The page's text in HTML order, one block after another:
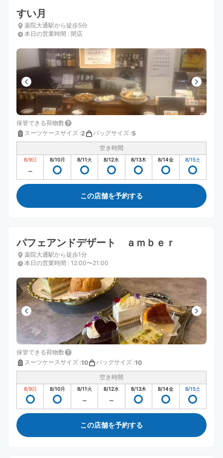
すい月
薬院大通駅から徒歩5分
本日の営業時間 : 閉店
保管できる荷物数
スーツケースサイズ :2 バッグサイズ :5
空き時間
8/9日 8/10月 8/11火 8/12水 8/13木 8/14金 8/15土
この店舗を予約する
パフェアンドデザート ａｍｂｅｒ
薬院大通駅から徒歩1分
本日の営業時間 : 12:00〜21:00
保管できる荷物数
スーツケースサイズ :10 バッグサイズ :10
空き時間
8/9日 8/10月 8/11火 8/12水 8/13木 8/14金 8/15土
この店舗を予約する